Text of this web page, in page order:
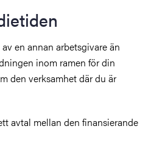
en annan arbetsgivare än
inom ramen för din
den verksamhet där du är
avtal mellan den finansierande